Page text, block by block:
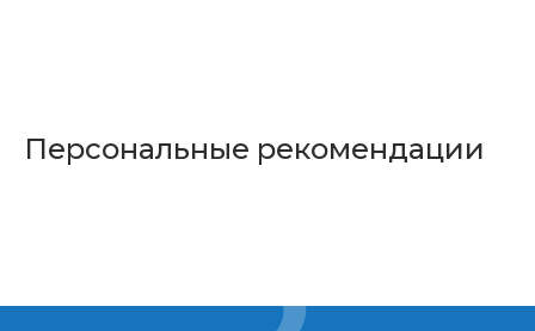
Персональные рекомендации